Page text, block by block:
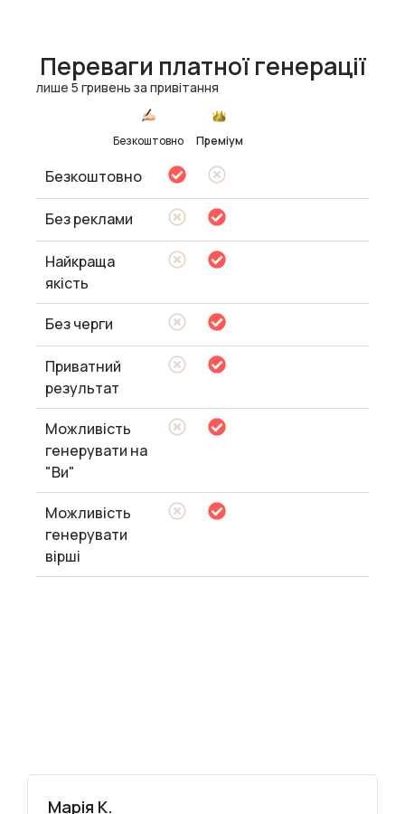
Переваги платної генерації
лише 5 гривень за привітання
Безкоштовно Преміум
Безкоштовно
Без реклами
Найкраща
якість
Без черги
Приватний
результат
Можливість
генерувати на
"Ви"
Можливість
генерувати
вірші
Марія К.